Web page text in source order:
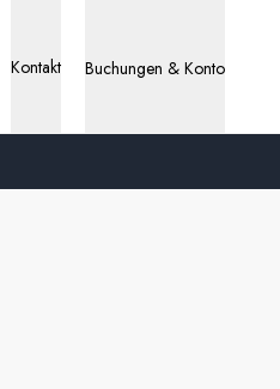
Kontakt Buchungen & Konto